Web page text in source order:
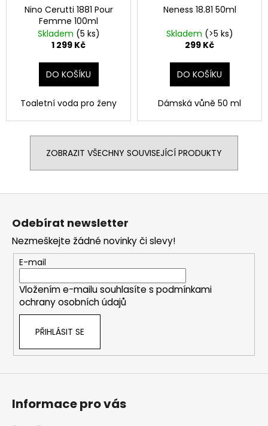
Nino Cerutti 1881 Pour
Femme 100ml
Skladem (5 ks)
1 299 Kč
DO KOŠÍKU
Toaletní voda pro ženy
Neness 18.81 50ml
Skladem (>5 ks)
299 Kč
DO KOŠÍKU
Dámská vůně 50 ml
ZOBRAZIT VŠECHNY SOUVISEJÍCÍ PRODUKTY
Z
Odebírat newsletter
Nezmeškejte žádné novinky či slevy!
E-mail
Vložením e-mailu souhlasíte s podmínkami
ochrany osobních údajů
PŘIHLÁSIT SE
Informace pro vás